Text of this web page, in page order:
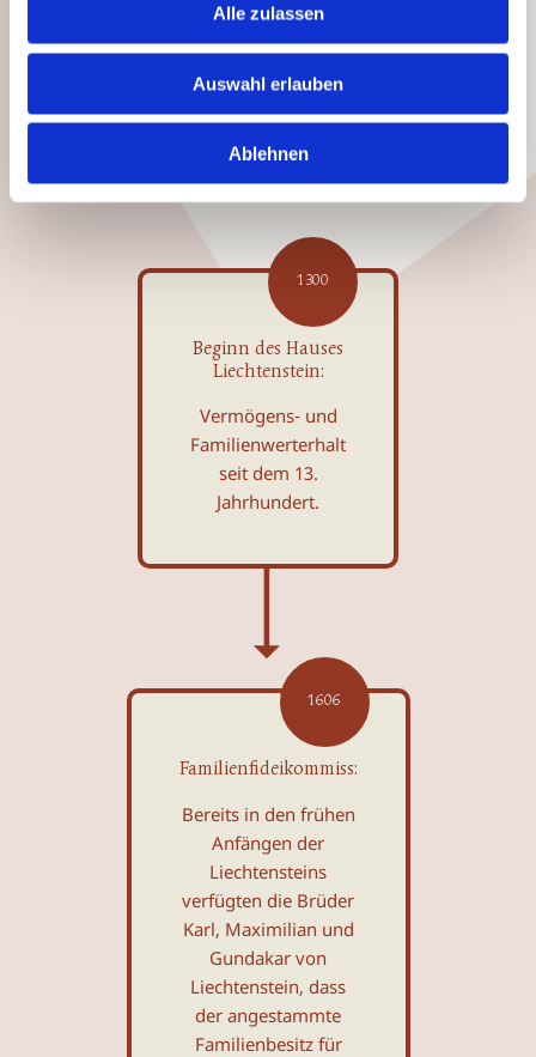
Alle zulassen
Auswahl erlauben
Ablehnen
des
Fürstenhauses
Liechtenstein
Beginn des Hauses
Liechtenstein:
1300
Vermögens- und
Familienwerterhalt
seit dem 13.
Jahrhundert.
Familienfideikommiss:
Bereits in den frühen
Anfängen der
Liechtensteins
verfügten die Brüder
Karl, Maximilian und
Gundakar von
Liechtenstein, dass
der ange­stammte
Familienbesitz für
1606